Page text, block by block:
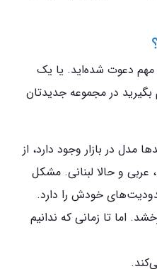
دعوت شده‌اید. یا یک
بگیرید در مجموعه جدیدتان
در بازار وجود دارد، از
عربی و حالا لبنانی. مشکل
خودش را دارد.
اما تا زمانی که ندانیم